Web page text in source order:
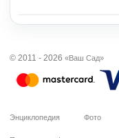
© 2011 - 2026 «Ваш Сад»
Энциклопедия Фото